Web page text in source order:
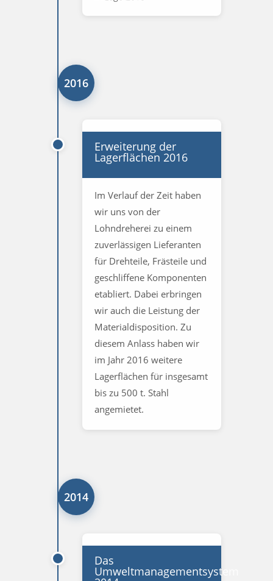
2016
Erweiterung der
Lagerflächen 2016
Im Verlauf der Zeit haben
wir uns von der
Lohndreherei zu einem
zuverlässigen Lieferanten
für Drehteile, Frästeile und
geschliffene Komponenten
etabliert. Dabei erbringen
wir auch die Leistung der
Materialdisposition. Zu
diesem Anlass haben wir
im Jahr 2016 weitere
Lagerflächen für insgesamt
bis zu 500 t. Stahl
angemietet.
2014
Das
Umweltmanagementsystem